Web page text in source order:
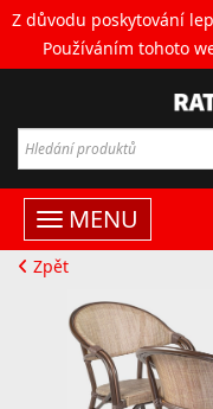
Z důvodu poskytování
Používáním tohoto
MENU
Zpět